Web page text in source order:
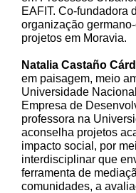
EAFIT. Co-fundadora
organização
projetos em Moravia.
Natalia Castaño
em paisagem, meio
Universidade
Empresa de
professora na
aconselha projetos
impacto social, por
interdisciplinar que
ferramenta de
comunidades, a